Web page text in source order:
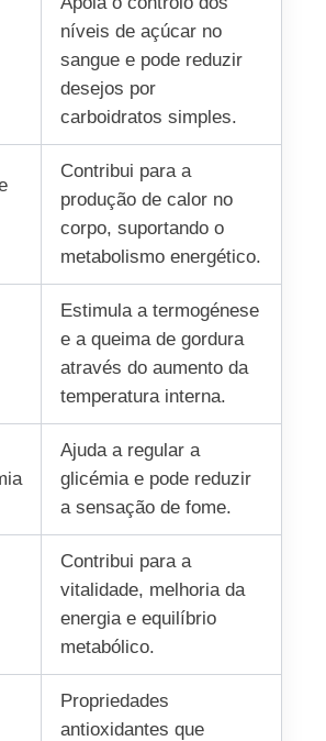
níveis de açúcar no
sangue e pode reduzir
desejos por
carboidratos simples.
Contribui para a
produção de calor no
corpo, suportando o
metabolismo energético.
Estimula a termogénese
e a queima de gordura
através do aumento da
temperatura interna.
Ajuda a regular a
glicémia e pode reduzir
a sensação de fome.
Contribui para a
vitalidade, melhoria da
energia e equilíbrio
metabólico.
Propriedades
antioxidantes que